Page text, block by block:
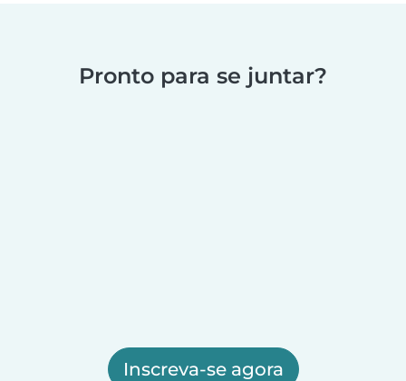
Pronto para se juntar?
Inscreva-se agora